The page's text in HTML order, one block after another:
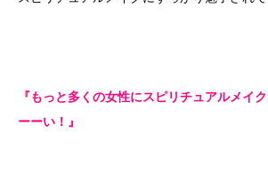
『もっと多くの女性にスピリチュアルメイ
ーーい！』